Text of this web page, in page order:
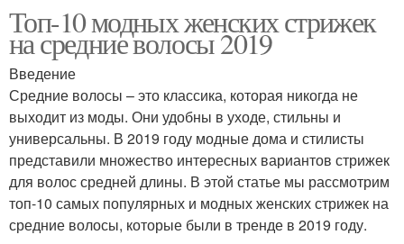
Топ-10 модных женских стрижек
на средние волосы 2019
Введение
Средние волосы – это классика, которая никогда не
выходит из моды. Они удобны в уходе, стильны и
универсальны. В 2019 году модные дома и стилисты
представили множество интересных вариантов стрижек
для волос средней длины. В этой статье мы рассмотрим
топ-10 самых популярных и модных женских стрижек на
средние волосы, которые были в тренде в 2019 году.